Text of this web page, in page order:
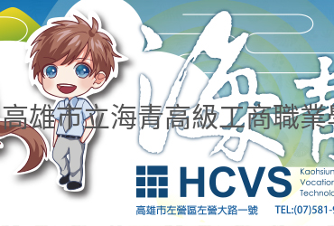
高雄市立海青高級工商職業